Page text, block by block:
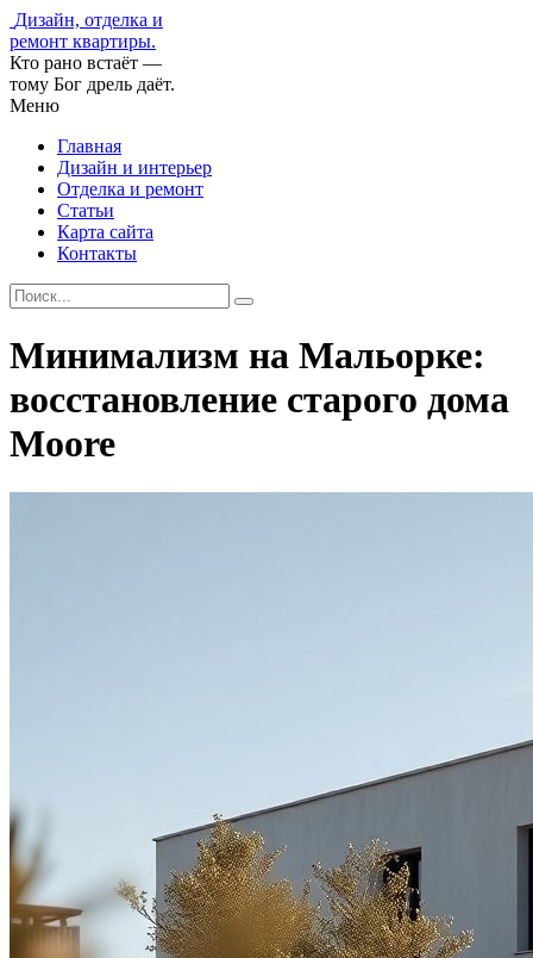
Дизайн, отделка и
ремонт квартиры.
Кто рано встаёт —
тому Бог дрель даёт.
Меню
Главная
Дизайн и интерьер
Отделка и ремонт
Статьи
Карта сайта
Контакты
Минимализм на Мальорке:
восстановление старого дома
Moore